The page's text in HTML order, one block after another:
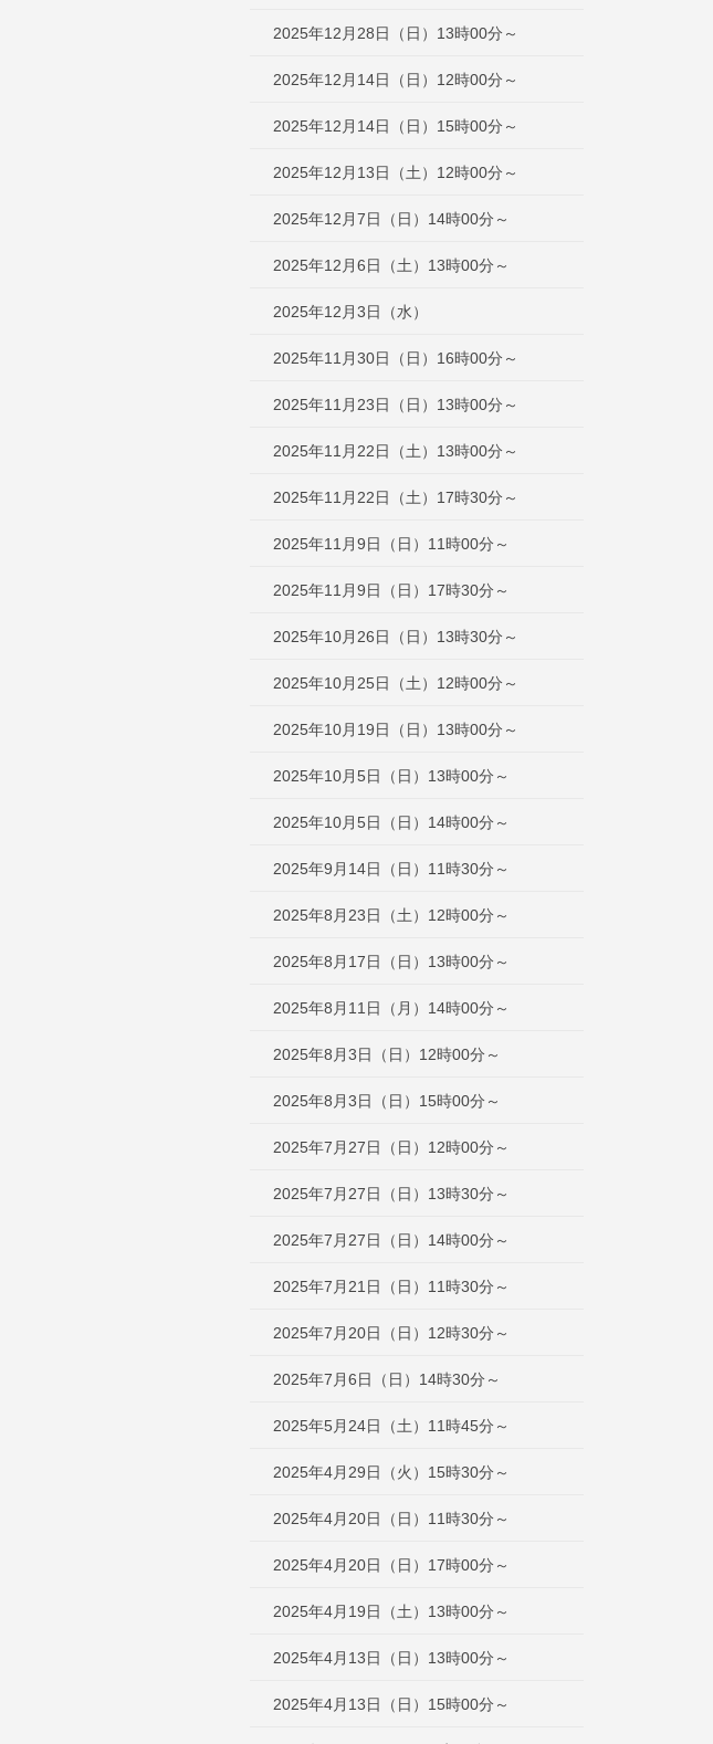
2025年12月28日（日）13時00分～
2025年12月14日（日）12時00分～
2025年12月14日（日）15時00分～
2025年12月13日（土）12時00分～
2025年12月7日（日）14時00分～
2025年12月6日（土）13時00分～
2025年12月3日（水）
2025年11月30日（日）16時00分～
2025年11月23日（日）13時00分～
2025年11月22日（土）13時00分～
2025年11月22日（土）17時30分～
2025年11月9日（日）11時00分～
2025年11月9日（日）17時30分～
2025年10月26日（日）13時30分～
2025年10月25日（土）12時00分～
2025年10月19日（日）13時00分～
2025年10月5日（日）13時00分～
2025年10月5日（日）14時00分～
2025年9月14日（日）11時30分～
2025年8月23日（土）12時00分～
2025年8月17日（日）13時00分～
2025年8月11日（月）14時00分～
2025年8月3日（日）12時00分～
2025年8月3日（日）15時00分～
2025年7月27日（日）12時00分～
2025年7月27日（日）13時30分～
2025年7月27日（日）14時00分～
2025年7月21日（日）11時30分～
2025年7月20日（日）12時30分～
2025年7月6日（日）14時30分～
2025年5月24日（土）11時45分～
2025年4月29日（火）15時30分～
2025年4月20日（日）11時30分～
2025年4月20日（日）17時00分～
2025年4月19日（土）13時00分～
2025年4月13日（日）13時00分～
2025年4月13日（日）15時00分～